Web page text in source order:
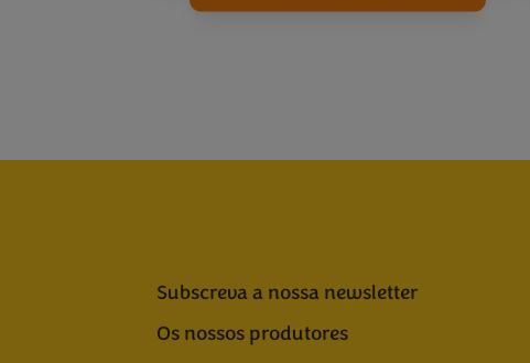
Subscreva a nossa newsletter
Os nossos produtores